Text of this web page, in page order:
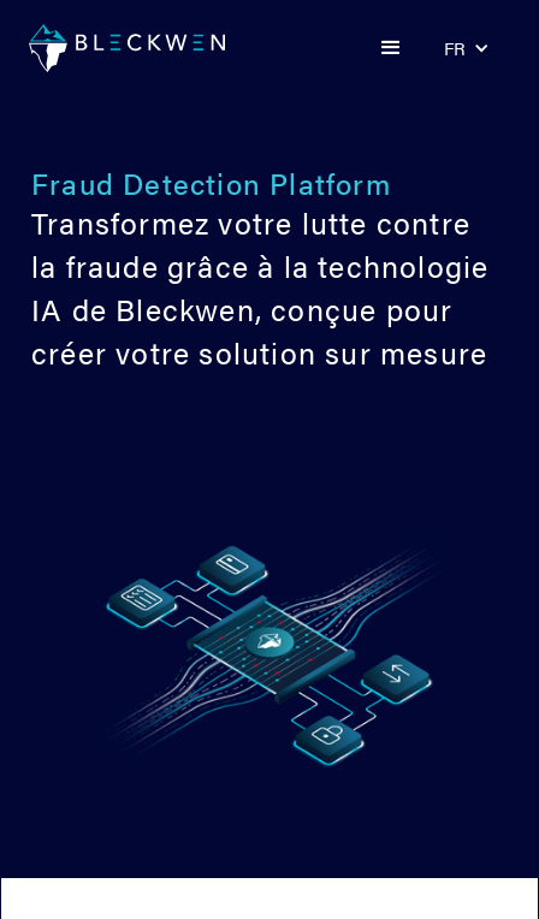
FR
Fraud Detection Platform
Transformez votre lutte contre
la fraude grâce à la technologie
IA de Bleckwen, conçue pour
créer votre solution sur mesure